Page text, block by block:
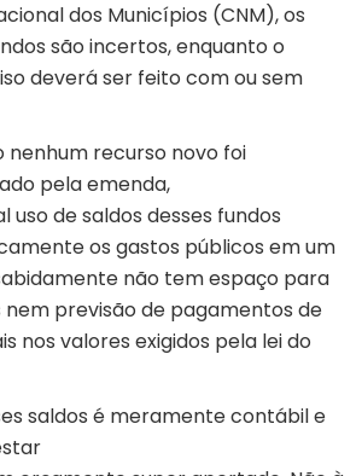
dos Municípios (CNM), os
são incertos, enquanto o
deverá ser feito com ou sem
nenhum recurso novo foi
pela emenda,
uso de saldos desses fundos
os gastos públicos em um
não tem espaço para
nem previsão de pagamentos de
nos valores exigidos pela lei do
saldos é meramente contábil e